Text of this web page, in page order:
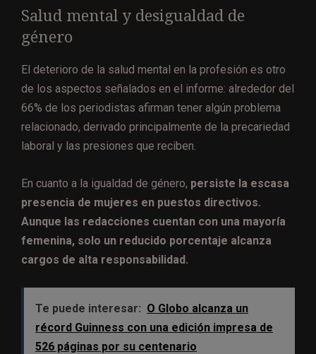
Salud mental y desigualdad de
género
El deterioro de la salud mental en la profesión es otro
de los aspectos señalados en el informe: alrededor del
66% de los periodistas afirman tener algún problema
relacionado, derivado principalmente de la precariedad
laboral y las presiones que reciben.
En cuanto a la igualdad de género, persiste la escasa
presencia de mujeres en puestos directivos.
Aunque las redacciones cuentan con una mayoría
femenina, solo un reducido porcentaje alcanza
cargos de alta responsabilidad.
Te puede interesar: O Globo alcanza un
récord Guinness con una edición impresa de
526 páginas por su centenario